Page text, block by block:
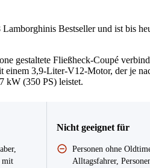
Bestseller und ist bis
gestaltete Fließheck-Coupé
einem 3,9-Liter-V12-Motor, der je
kW (350 PS) leistet.
mit
Nicht geeignet für
Personen ohne
Alltagsfahrer,